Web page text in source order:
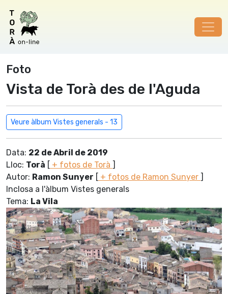
Foto
Vista de Torà des de l'Aguda
Veure àlbum Vistes generals - 13
Data: 22 de Abril de 2019
Lloc: Torà [ + fotos de Torà ]
Autor: Ramon Sunyer [ + fotos de Ramon Sunyer ]
Inclosa a l'àlbum Vistes generals
Tema: La Vila